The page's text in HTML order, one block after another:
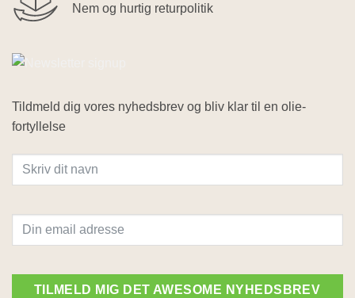
Nem og hurtig returpolitik
Tildmeld dig vores nyhedsbrev og bliv klar til en olie-
fortyllelse
TILMELD MIG DET AWESOME NYHEDSBREV